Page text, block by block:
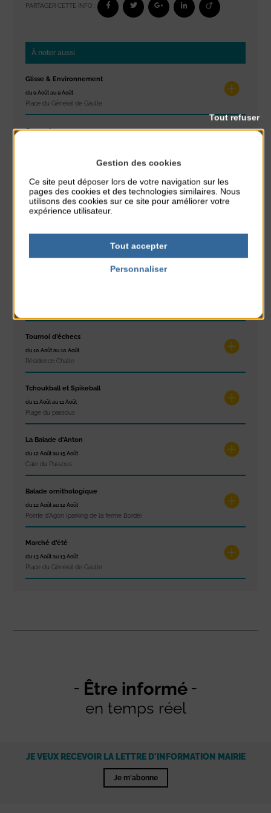
PARTAGER CETTE INFO :
À noter aussi
Glisse & Environnement
du 9 Août au 9 Août
Place du Général de Gaulle
Concert
Exposition « Itinéraires »
du 10 Août au 16 Août
Petit Office
Réveil musculaire
Plage du passous
Tournoi d’échecs
du 10 Août au 10 Août
Résidence Challe
Tchoukball et Spikeball
du 11 Août au 11 Août
Plage du passous
La Balade d’Anton
du 12 Août au 15 Août
Cale du Passous
Balade ornithologique
du 12 Août au 12 Août
Pointe d'Agon (parking de la ferme Borde)
Marché d’été
du 13 Août au 13 Août
Place du Général de Gaulle
Être informé
en temps réel
JE VEUX RECEVOIR LA LETTRE D'INFORMATION MAIRIE
Je m'abonne
Gestion des cookies
Ce site peut déposer lors de votre navigation sur les
pages des cookies et des technologies similaires. Nous
utilisons des cookies sur ce site pour améliorer votre
expérience utilisateur.
Tout accepter
Tout refuser
Personnaliser